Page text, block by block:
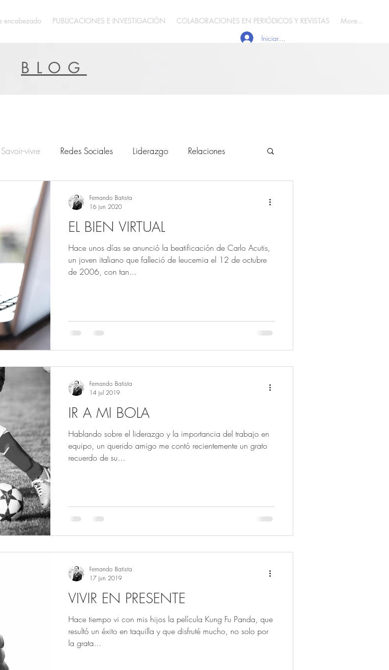
encabezado PUBLICACIONES E INVESTIGACIÓN COLABORACIONES EN PERIÓDICOS Y REVISTAS
More...
Iniciar sesión
BLOG
Savoir-vivre Redes Sociales Liderazgo Relaciones
EL BIEN VIRTUAL
Hace unos días se anunció la beatificación de Carlo Acutis,
un joven italiano que falleció de leucemia el 12 de octubre
de 2006, con tan...
Fernando Batista
16 jun 2020
IR A MI BOLA
Hablando sobre el liderazgo y la importancia del trabajo en
equipo, un querido amigo me contó recientemente un grato
recuerdo de su...
Fernando Batista
14 jul 2019
VIVIR EN PRESENTE
Hace tiempo vi con mis hijos la película Kung Fu Panda, que
resultó un éxito en taquilla y que disfruté mucho, no solo por
la grata...
Fernando Batista
17 jun 2019